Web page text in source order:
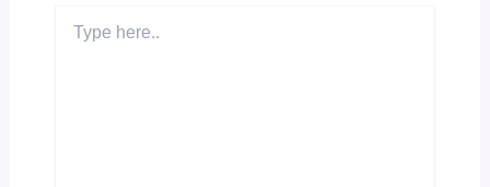
here..